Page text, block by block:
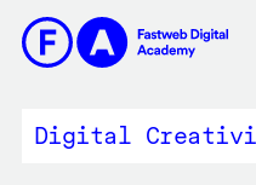
contenuto
Digital